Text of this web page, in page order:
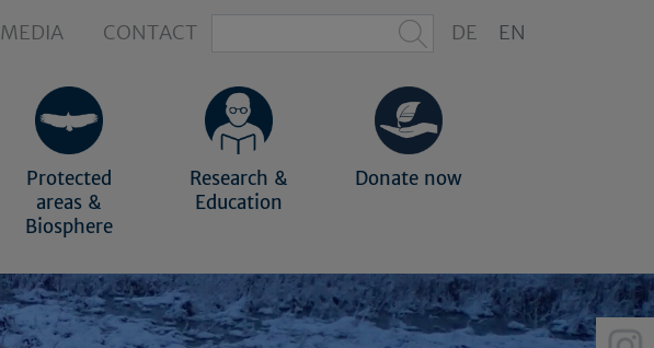
MEDIA CONTACT DE EN
Protected
areas &
Biosphere
Research &
Education
Donate now